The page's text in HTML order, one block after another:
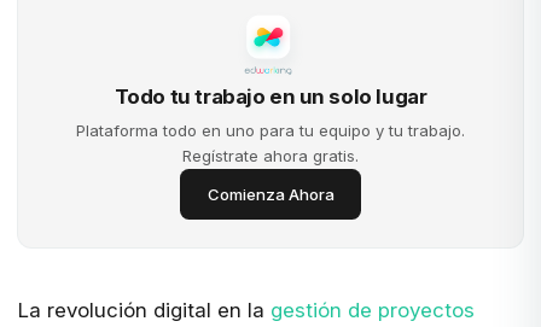
Todo tu trabajo en un solo lugar
Plataforma todo en uno para tu equipo y tu trabajo.
Regístrate ahora gratis.
Comienza Ahora
La revolución digital en la gestión de proyectos